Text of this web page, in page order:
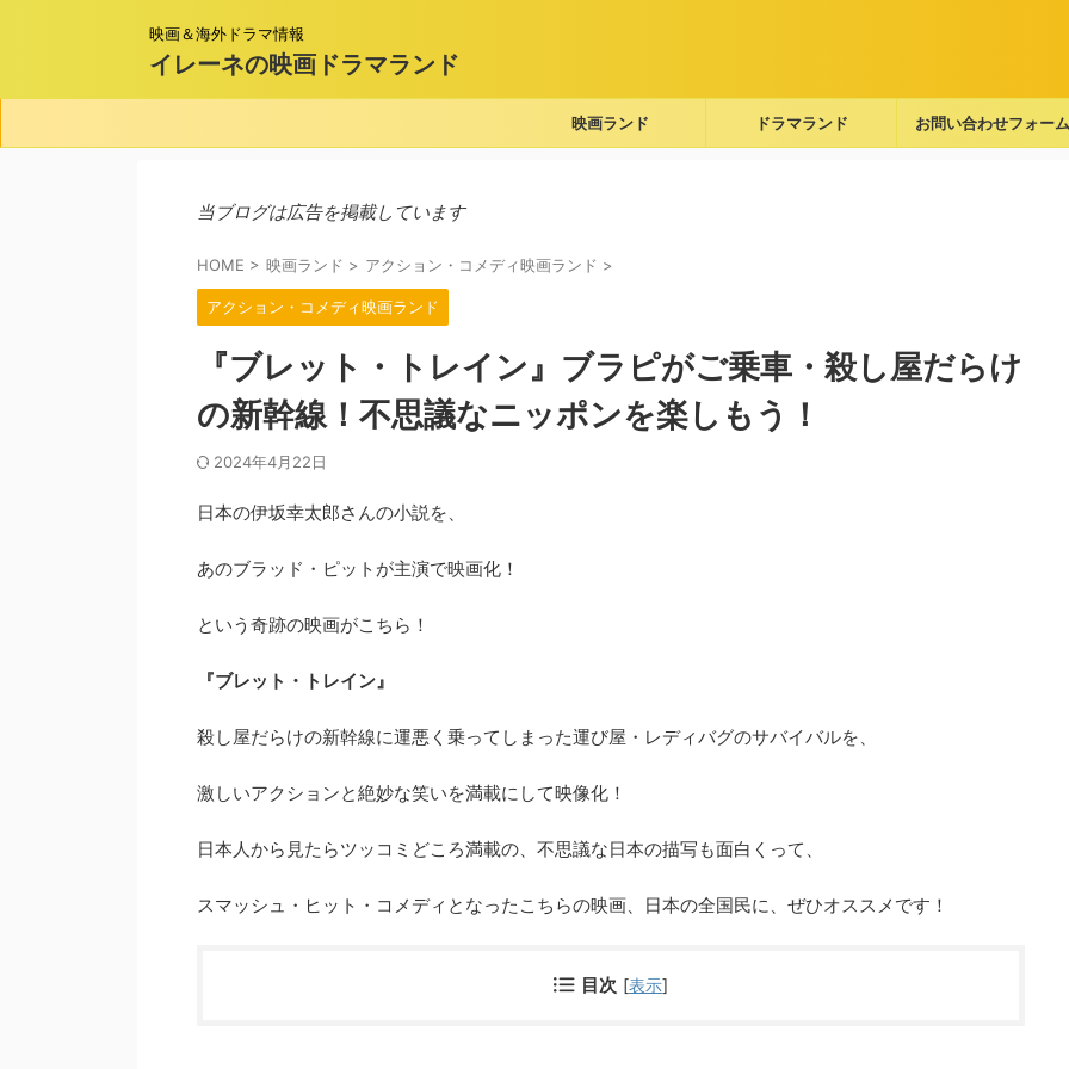
映画＆海外ドラマ情報
イレーネの映画ドラマランド
映画ランド ドラマランド お問い合わせフォーム
当ブログは広告を掲載しています
HOME > 映画ランド > アクション・コメディ映画ランド >
アクション・コメディ映画ランド
『ブレット・トレイン』ブラピがご乗車・殺し屋だらけ
の新幹線！不思議なニッポンを楽しもう！
2024年4月22日
日本の伊坂幸太郎さんの小説を、
あのブラッド・ピットが主演で映画化！
という奇跡の映画がこちら！
『ブレット・トレイン』
殺し屋だらけの新幹線に運悪く乗ってしまった運び屋・レディバグのサバイバルを、
激しいアクションと絶妙な笑いを満載にして映像化！
日本人から見たらツッコミどころ満載の、不思議な日本の描写も面白くって、
スマッシュ・ヒット・コメディとなったこちらの映画、日本の全国民に、ぜひオススメです！
目次 [表示]